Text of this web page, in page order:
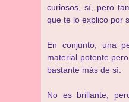
curiosos, sí, pero
que te lo explico por
En conjunto, una
material potente
bastante más de sí.
No es brillante,